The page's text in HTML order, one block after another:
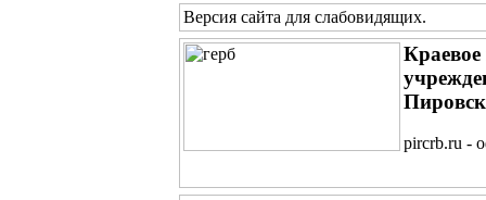
Версия сайта для слабовидящих.
Краевое
pircrb.ru -